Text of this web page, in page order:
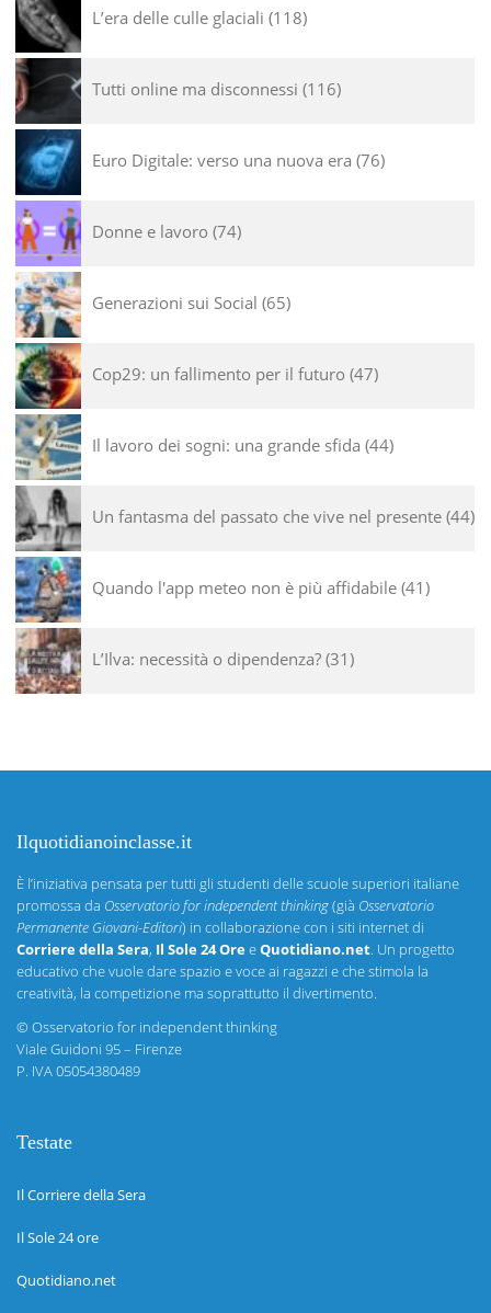
L’era delle culle glaciali 118
Tutti online ma disconnessi 116
Euro Digitale: verso una nuova era 76
Donne e lavoro 74
Generazioni sui Social 65
Cop29: un fallimento per il futuro 47
Il lavoro dei sogni: una grande sfida 44
Un fantasma del passato che vive nel presente 44
Quando l'app meteo non è più affidabile 41
L’Ilva: necessità o dipendenza? 31
Ilquotidianoinclasse.it
È l’iniziativa pensata per tutti gli studenti delle scuole superiori italiane
promossa da Osservatorio for independent thinking(già Osservatorio
Permanente Giovani-Editori) in collaborazione con i siti internet di
Corriere della Sera, Il Sole 24 OreeQuotidiano.net. Un progetto
educativo che vuole dare spazio e voce ai ragazzi e che stimola la
creatività, la competizione ma soprattutto il divertimento.
©Osservatorio for independent thinking
Viale Guidoni 95 – Firenze
P. IVA 05054380489
Testate
Il Corriere della Sera
Il Sole 24 ore
Quotidiano.net